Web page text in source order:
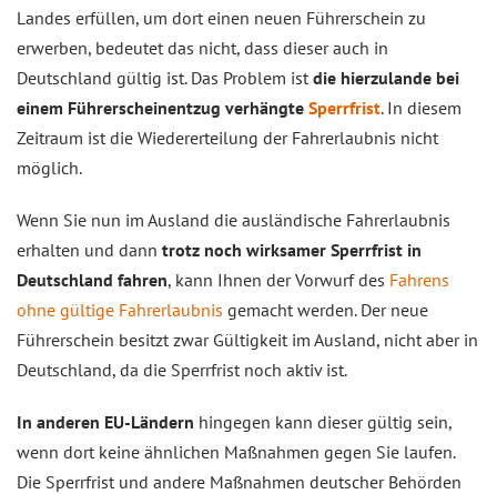
Landes erfüllen, um dort einen neuen Führerschein zu
erwerben, bedeutet das nicht, dass dieser auch in
Deutschland gültig ist. Das Problem ist die hierzulande bei
einem Führerscheinentzug verhängte Sperrfrist. In diesem
Zeitraum ist die Wiedererteilung der Fahrerlaubnis nicht
möglich.
Wenn Sie nun im Ausland die ausländische Fahrerlaubnis
erhalten und dann trotz noch wirksamer Sperrfrist in
Deutschland fahren, kann Ihnen der Vorwurf des Fahrens
ohne gültige Fahrerlaubnis gemacht werden. Der neue
Führerschein besitzt zwar Gültigkeit im Ausland, nicht aber in
Deutschland, da die Sperrfrist noch aktiv ist.
In anderen EU-Ländern hingegen kann dieser gültig sein,
wenn dort keine ähnlichen Maßnahmen gegen Sie laufen.
Die Sperrfrist und andere Maßnahmen deutscher Behörden